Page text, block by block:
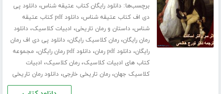
برچسب‌ها:دانلود رایگان کتاب عتیقه شناس،دانلود پی
دی اف کتاب عتیقه شناس،
دانلود pdf کتاب عتیقه
شناس،داستان و رمان تاریخی، ادبیات کلاسیک،دانلود
رمان رایگان،رمان کلاسیک رایگان،دانلود پی دی اف رمان
رایگان،دانلود pdf رمان ،دانلود pdf رمان رایگان ، مجموعه
کتاب های ادبیات کلاسیک،رمان کلاسیک، ادبیات
کلاسیک جهان،رمان تاریخی خارجی،دانلود رمان تاریخی